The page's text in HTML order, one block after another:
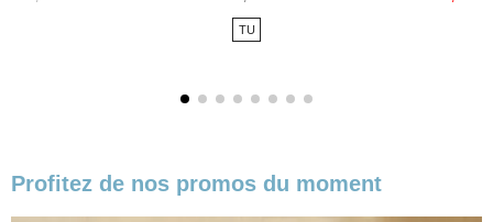
TU
Profitez de nos promos du moment